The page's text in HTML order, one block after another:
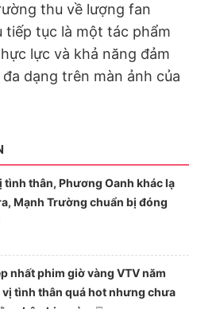
thu về lượng fan
tiếp tục là một tác phẩm
lực và khả năng đảm
dạng trên màn ảnh của
tình thân, Phương Oanh khác lạ
Mạnh Trường chuẩn bị đóng
nhất phim giờ vàng VTV năm
tình thân quá hot nhưng chưa